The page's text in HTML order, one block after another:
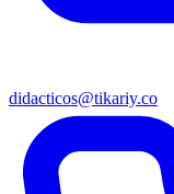
didacticos@tikariy.co